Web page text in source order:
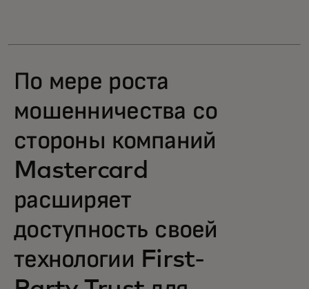
По мере роста
мошенничества со
стороны компаний
Mastercard
расширяет
доступность своей
технологии First-